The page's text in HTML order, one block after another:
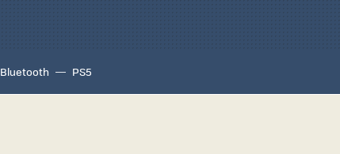
Bluetooth PS5